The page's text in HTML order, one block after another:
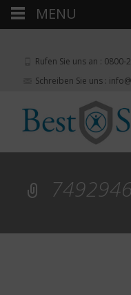
Rufen Sie uns an : 0800-
Schreiben Sie uns :
MENU